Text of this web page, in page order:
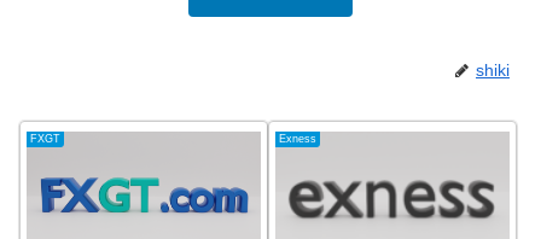
shiki
FXGT Exness